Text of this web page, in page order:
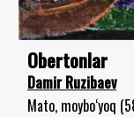
Obertonlar
Damir Ruzibaev
Mato, moybo‘yoq